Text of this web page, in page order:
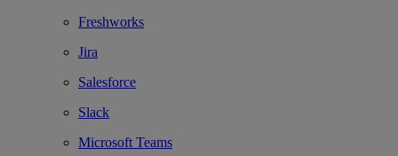
Freshworks
Jira
Salesforce
Slack
Microsoft Teams